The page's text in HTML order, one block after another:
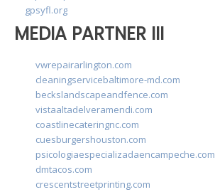
gpsyfl.org
MEDIA PARTNER III
vwrepairarlington.com
cleaningservicebaltimore-md.com
beckslandscapeandfence.com
vistaaltadelveramendi.com
coastlinecateringnc.com
cuesburgershouston.com
psicologiaespecializadaencampeche.com
dmtacos.com
crescentstreetprinting.com